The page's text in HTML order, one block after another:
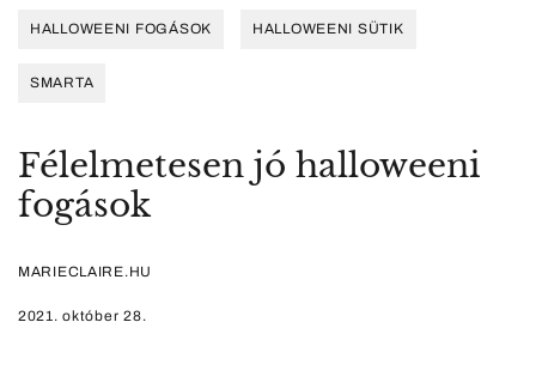
HALLOWEENI FOGÁSOK HALLOWEENI SÜTIK
SMARTA
Félelmetesen jó halloweeni
fogások
MARIECLAIRE.HU
2021. október 28.